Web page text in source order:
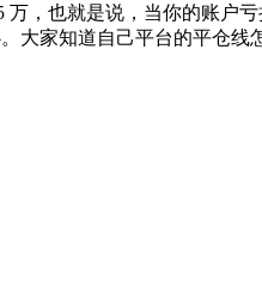
，也就是说，当你的账
大家知道自己平台的平仓线